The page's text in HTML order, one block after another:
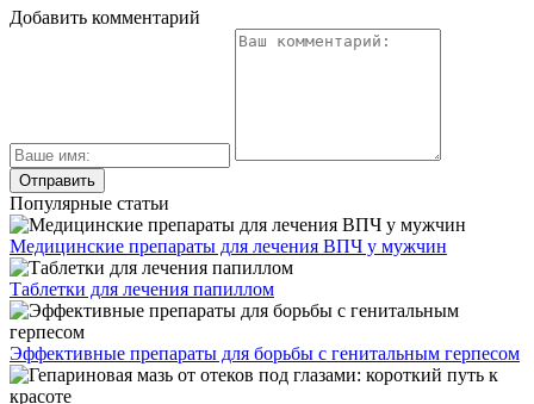
Добавить комментарий
Популярные статьи
Медицинские препараты для лечения ВПЧ у мужчин
Таблетки для лечения папиллом
Эффективные препараты для борьбы с генитальным герпесом